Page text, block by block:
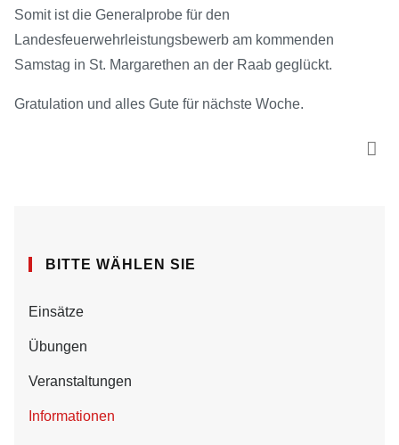
Somit ist die Generalprobe für den
Landesfeuerwehrleistungsbewerb am kommenden
Samstag in St. Margarethen an der Raab geglückt.
Gratulation und alles Gute für nächste Woche.
BITTE WÄHLEN SIE
Einsätze
Übungen
Veranstaltungen
Informationen